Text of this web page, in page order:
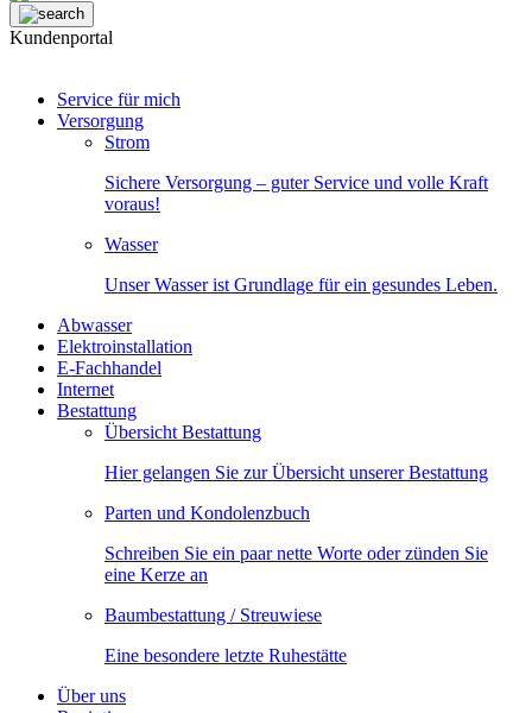
Kundenportal
Service für mich
Versorgung
Strom
Sichere Versorgung – guter Service und volle Kraft
voraus!
Wasser
Unser Wasser ist Grundlage für ein gesundes Leben.
Abwasser
Elektroinstallation
E-Fachhandel
Internet
Bestattung
Übersicht Bestattung
Hier gelangen Sie zur Übersicht unserer Bestattung
Parten und Kondolenzbuch
Schreiben Sie ein paar nette Worte oder zünden Sie
eine Kerze an
Baumbestattung / Streuwiese
Eine besondere letzte Ruhestätte
Über uns